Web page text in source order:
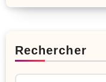
Rechercher